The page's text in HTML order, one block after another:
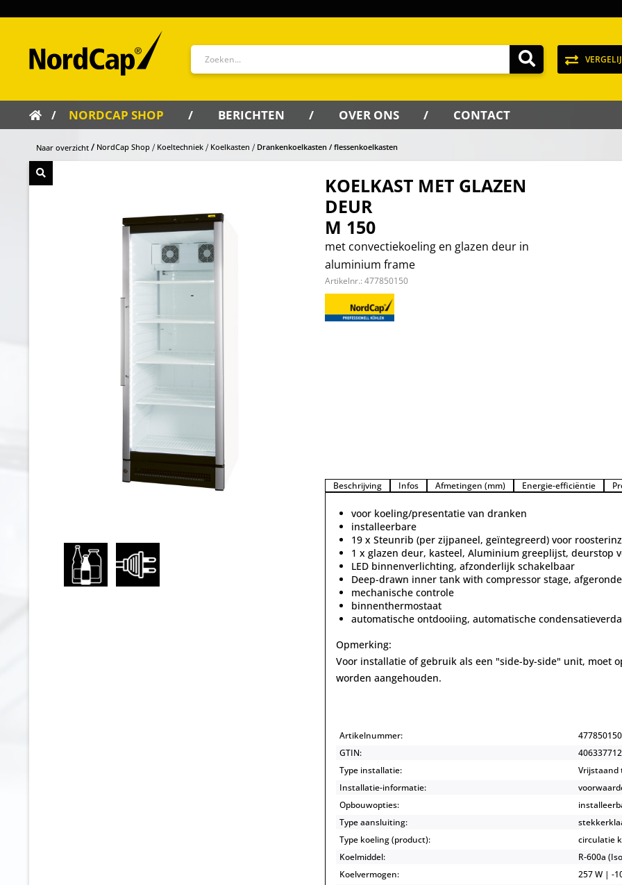
NORDCAP SHOP BERICHTEN OVER ONS CONTACT
Naar overzicht NordCap Shop Koeltechniek Koelkasten Drankenkoelkasten / flessenkoelkasten
KOELKAST MET GLAZEN
DEUR
M 150
met convectiekoeling en glazen deur in
aluminium frame
Artikelnr.: 477850150
Beschrijving Infos Afmetingen (mm) Energie-efficiëntie
voor koeling/presentatie van dranken
installeerbare
19 x Steunrib (per zijpaneel, geïntegreerd) voor
1 x glazen deur, kasteel, Aluminium greeplijst, deurstop
LED binnenverlichting, afzonderlijk schakelbaar
Deep-drawn inner tank with compressor stage,
mechanische controle
binnenthermostaat
automatische ontdooiing, automatische
Opmerking:
Voor installatie of gebruik als een "side-by-side" unit, moet
worden aangehouden.
Artikelnummer:
477850150
GTIN:
Type installatie:
Vrijstaand
Installatie-informatie:
Opbouwopties:
Type aansluiting:
Type koeling (product):
circulatie
Koelmiddel:
R-600a
Koelvermogen:
257 W | -